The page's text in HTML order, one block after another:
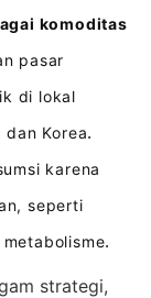
komoditas
pasar
di lokal
Korea.
karena
seperti
.
strategi,